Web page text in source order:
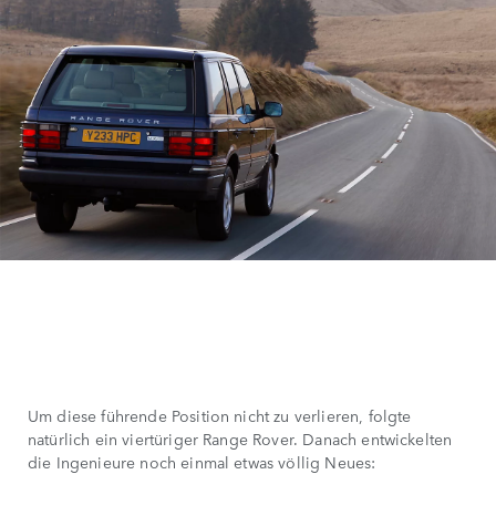
Um diese führende Position nicht zu verlieren, folgte
natürlich ein viertüriger Range Rover. Danach entwickelten
die Ingenieure noch einmal etwas völlig Neues: